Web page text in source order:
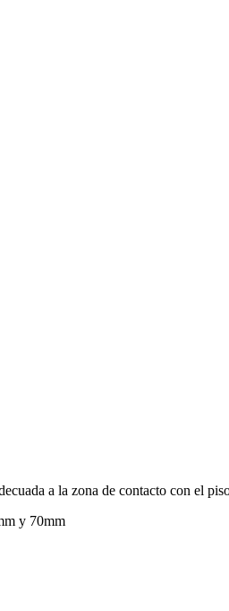
a la zona de contacto con el
y 70mm